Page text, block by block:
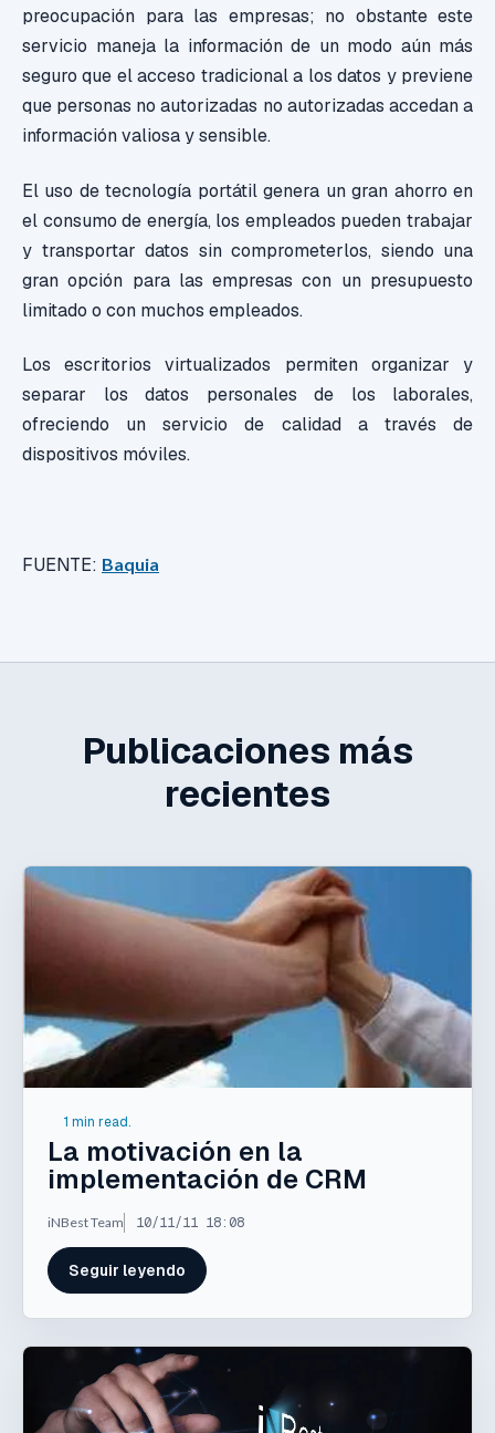
preocupación para las empresas; no obstante este
servicio maneja la información de un modo aún más
seguro que el acceso tradicional a los datos y previene
que personas no autorizadas no autorizadas accedan a
información valiosa y sensible.
El uso de tecnología portátil genera un gran ahorro en
el consumo de energía, los empleados pueden trabajar
y transportar datos sin comprometerlos, siendo una
gran opción para las empresas con un presupuesto
limitado o con muchos empleados.
Los escritorios virtualizados permiten organizar y
separar los datos personales de los laborales,
ofreciendo un servicio de calidad a través de
dispositivos móviles.
FUENTE: Baquia
Publicaciones más
recientes
1 min read.
La motivación en la
implementación de CRM
iNBest Team 10/11/11 18:08
Seguir leyendo